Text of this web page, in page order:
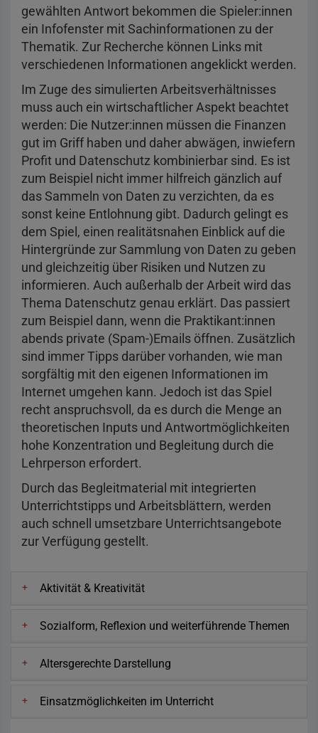
gewählten Antwort bekommen die Spieler:innen
ein Infofenster mit Sachinformationen zu der
Thematik. Zur Recherche können Links mit
verschiedenen Informationen angeklickt werden.
Im Zuge des simulierten Arbeitsverhältnisses
muss auch ein wirtschaftlicher Aspekt beachtet
werden: Die Nutzer:innen müssen die Finanzen
gut im Griff haben und daher abwägen, inwiefern
Profit und Datenschutz kombinierbar sind. Es ist
zum Beispiel nicht immer hilfreich gänzlich auf
das Sammeln von Daten zu verzichten, da es
sonst keine Entlohnung gibt. Dadurch gelingt es
dem Spiel, einen realitätsnahen Einblick auf die
Hintergründe zur Sammlung von Daten zu geben
und gleichzeitig über Risiken und Nutzen zu
informieren. Auch außerhalb der Arbeit wird das
Thema Datenschutz genau erklärt. Das passiert
zum Beispiel dann, wenn die Praktikant:innen
abends private (Spam-)Emails öffnen. Zusätzlich
sind immer Tipps darüber vorhanden, wie man
sorgfältig mit den eigenen Informationen im
Internet umgehen kann. Jedoch ist das Spiel
recht anspruchsvoll, da es durch die Menge an
theoretischen Inputs und Antwortmöglichkeiten
hohe Konzentration und Begleitung durch die
Lehrperson erfordert.
Durch das Begleitmaterial mit integrierten
Unterrichtstipps und Arbeitsblättern, werden
auch schnell umsetzbare Unterrichtsangebote
zur Verfügung gestellt.
Aktivität & Kreativität
Sozialform, Reflexion und weiterführende Themen
Altersgerechte Darstellung
Einsatzmöglichkeiten im Unterricht